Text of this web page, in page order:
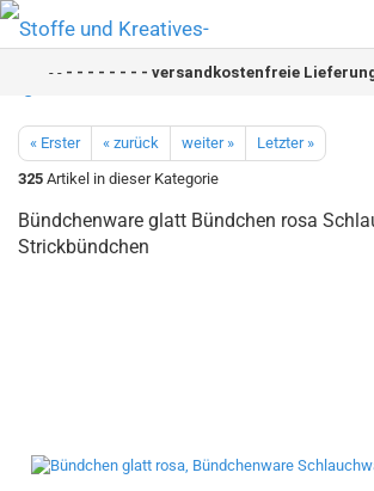
- - - - - - - - versandkostenfreie Lieferung
« Erster « zurück weiter »
Letzter »
325 Artikel in dieser Kategorie
Bündchenware glatt Bündchen rosa
Strickbündchen